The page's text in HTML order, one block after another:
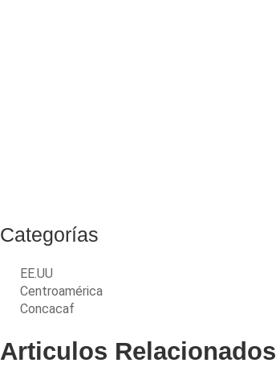
Categorías
EE.UU
Centroamérica
Concacaf
Articulos Relacionados